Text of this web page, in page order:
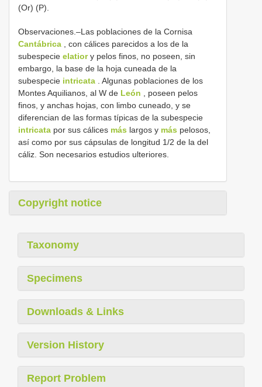
(Or) (P).
Observaciones.–Las poblaciones de la Cornisa
Cantábrica , con cálices parecidos a los de la
subespecie elatiory pelos finos, no poseen, sin
embargo, la base de la hoja cuneada de la
subespecie intricata . Algunas poblaciones de los
Montes Aquilianos, al W de León , poseen pelos
finos, y anchas hojas, con limbo cuneado, y se
diferencian de las formas típicas de la subespecie
intricata por sus cálices más largos y más pelosos,
así como por sus cápsulas de longitud 1/2 de la del
cáliz. Son necesarios estudios ulteriores.
Copyright notice
Taxonomy
Specimens
Downloads & Links
Version History
Report Problem